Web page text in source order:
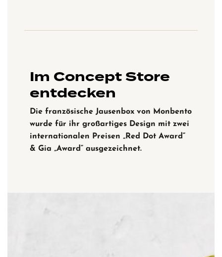
Im Concept Store
entdecken
Die französische Jausenbox von Monbento
wurde für ihr großartiges Design mit zwei
internationalen Preisen „Red Dot Award“
& Gia „Award“ ausgezeichnet.